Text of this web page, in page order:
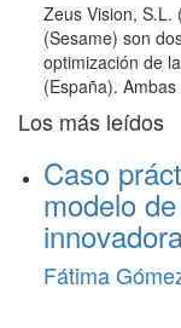
Zeus Vision, S.L.
(Sesame) son
optimización de
(España).
Los más leídos
Caso
modelo
Fátima